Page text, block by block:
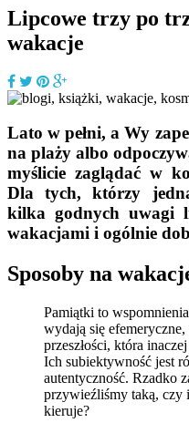
Lipcowe trzy po
wakacje
Lato w pełni, a Wy
na plaży albo
myślicie zaglądać w
Dla tych, którzy
kilka godnych uwagi
wakacjami i ogólnie
Sposoby na
Pamiątki to
wydają się
przeszłości, która
Ich subiektywność jest
autentyczność. Rzadko
przywieźliśmy taką, czy
kieruje?